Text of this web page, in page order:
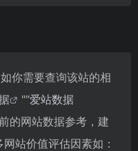
你需要查询该站的相
""爱站数据
的网站数据参考，建
站价值评估因素如：